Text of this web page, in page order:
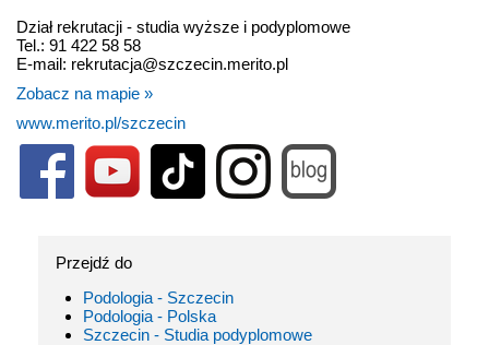
Dział rekrutacji - studia wyższe i podyplomowe
Tel.: 91 422 58 58
E-mail: rekrutacja@szczecin.merito.pl
Zobacz na mapie »
www.merito.pl/szczecin
Przejdź do
Podologia - Szczecin
Podologia - Polska
Szczecin - Studia podyplomowe